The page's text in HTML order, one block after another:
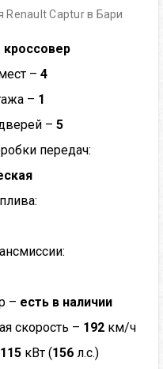
Captur в Бари
кроссовер
– 4
– 1
– 5
передач:
– есть в наличии
скорость – 192 км/ч
115 кВт (156л.с.)